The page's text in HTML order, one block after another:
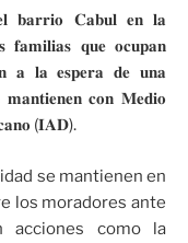
𝐛𝐚𝐫𝐫𝐢𝐨 𝐂𝐚𝐛𝐮𝐥 𝐞𝐧 𝐥𝐚
𝐟𝐚𝐦𝐢𝐥𝐢𝐚𝐬 𝐪𝐮𝐞 𝐨𝐜𝐮𝐩𝐚𝐧
𝐚 𝐥𝐚 𝐞𝐬𝐩𝐞𝐫𝐚 𝐝𝐞 𝐮𝐧𝐚
𝐦𝐚𝐧𝐭𝐢𝐞𝐧𝐞𝐧 𝐜𝐨𝐧 𝐌𝐞𝐝𝐢𝐨
(𝐈𝐀𝐃).
se mantienen en
los moradores ante
acciones como la